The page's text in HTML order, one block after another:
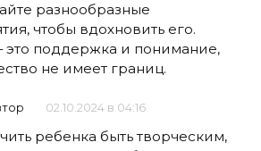
разнообразные
чтобы вдохновить его.
это поддержка и понимание,
не имеет границ.
02.10.2024 в 04:16
ребенка быть творческим,